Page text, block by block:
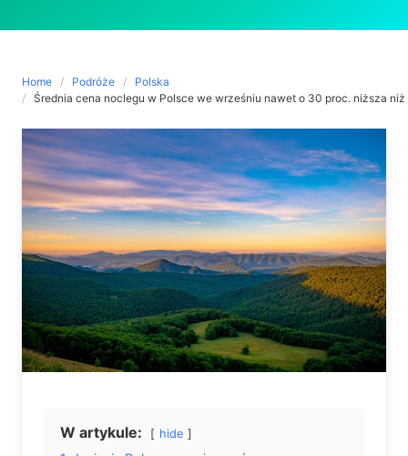
Home Podróże
Polska
Średnia cena noclegu w Polsce we wrześniu nawet o 30 proc. niższa
W artykule: hide